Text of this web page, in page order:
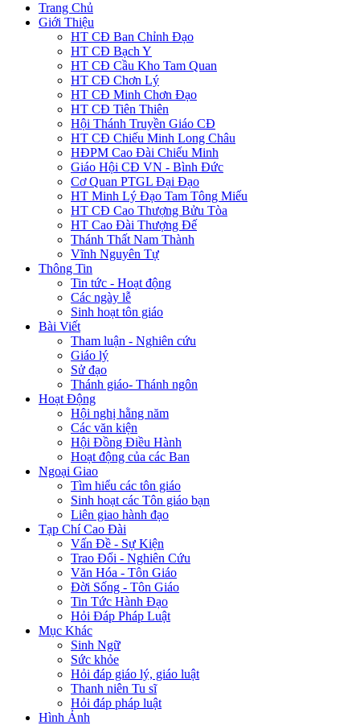
Trang Chủ
Giới Thiệu
HT CĐ Ban Chỉnh Đạo
HT CĐ Bạch Y
HT CĐ Cầu Kho Tam Quan
HT CĐ Chơn Lý
HT CĐ Minh Chơn Đạo
HT CĐ Tiên Thiên
Hội Thánh Truyền Giáo CĐ
HT CĐ Chiếu Minh Long Châu
HĐPM Cao Đài Chiếu Minh
Giáo Hội CĐ VN - Bình Đức
Cơ Quan PTGL Đại Đạo
HT Minh Lý Đạo Tam Tông Miếu
HT CĐ Cao Thượng Bửu Tòa
HT Cao Đài Thượng Đế
Thánh Thất Nam Thành
Vĩnh Nguyên Tự
Thông Tin
Tin tức - Hoạt động
Các ngày lễ
Sinh hoạt tôn giáo
Bài Viết
Tham luận - Nghiên cứu
Giáo lý
Sử đạo
Thánh giáo- Thánh ngôn
Hoạt Động
Hội nghị hằng năm
Các văn kiện
Hội Đồng Điều Hành
Hoạt động của các Ban
Ngoại Giao
Tìm hiểu các tôn giáo
Sinh hoạt các Tôn giáo bạn
Liên giao hành đạo
Tạp Chí Cao Đài
Vấn Đề - Sự Kiện
Trao Đổi - Nghiên Cứu
Văn Hóa - Tôn Giáo
Đời Sống - Tôn Giáo
Tin Tức Hành Đạo
Hỏi Đáp Pháp Luật
Mục Khác
Sinh Ngữ
Sức khỏe
Hỏi đáp giáo lý, giáo luật
Thanh niên Tu sĩ
Hỏi đáp pháp luật
Hình Ảnh